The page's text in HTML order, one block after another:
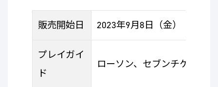
販売開始日 2023年9月8日（金）
プレイガイ
ド
ローソン、セブンチケット